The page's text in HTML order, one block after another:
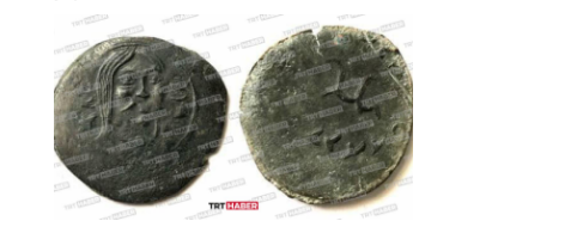
kaldırıyoruz
görevinden istifa
etti